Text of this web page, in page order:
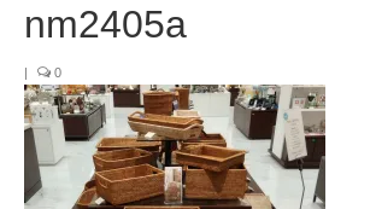
Client
Shopping
Contact
nm2405a
| 0